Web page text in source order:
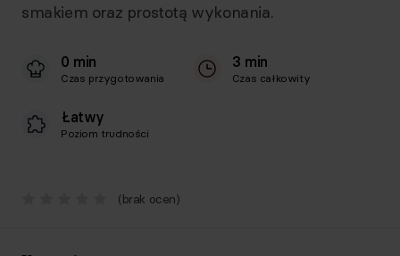
smakiem oraz prostotą wykonania.
0 min
Czas przygotowania
3 min
Czas całkowity
Łatwy
Poziom trudności
(brak ocen)